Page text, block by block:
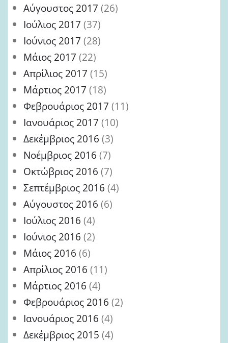
Αύγουστος 2017 (26)
Ιούλιος 2017 (37)
Ιούνιος 2017 (28)
Μάιος 2017 (22)
Απρίλιος 2017 (15)
Μάρτιος 2017 (18)
Φεβρουάριος 2017 (11)
Ιανουάριος 2017 (10)
Δεκέμβριος 2016 (3)
Νοέμβριος 2016 (7)
Οκτώβριος 2016 (7)
Σεπτέμβριος 2016 (4)
Αύγουστος 2016 (6)
Ιούλιος 2016 (4)
Ιούνιος 2016 (2)
Μάιος 2016 (6)
Απρίλιος 2016 (11)
Μάρτιος 2016 (4)
Φεβρουάριος 2016 (2)
Ιανουάριος 2016 (4)
Δεκέμβριος 2015 (4)